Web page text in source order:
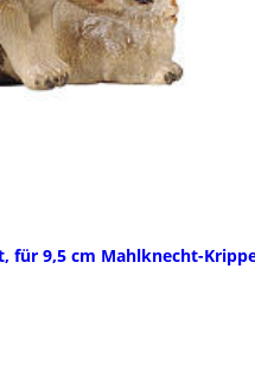
für 9,5 cm Mahlknecht-